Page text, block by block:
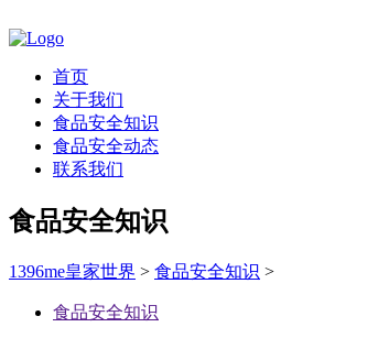
首页
关于我们
食品安全知识
食品安全动态
联系我们
食品安全知识
1396me皇家世界 > 食品安全知识 >
食品安全知识